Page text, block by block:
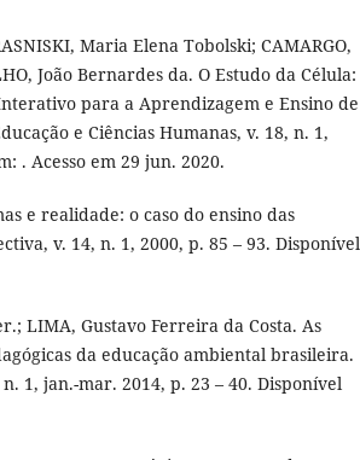
Maria Elena Tobolski; CAMARGO,
João Bernardes da. O Estudo da Célula:
para a Aprendizagem e Ensino de
e Ciências Humanas, v. 18, n. 1,
. Acesso em 29 jun. 2020.
e realidade: o caso do ensino das
v. 14, n. 1, 2000, p. 85 – 93. Disponível
LIMA, Gustavo Ferreira da Costa. As
da educação ambiental brasileira.
1, jan.-mar. 2014, p. 23 – 40. Disponível